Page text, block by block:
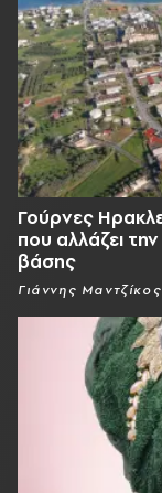
Γούρνες
που αλλάζει
βάσης
Γιάννης Μαντζίκος